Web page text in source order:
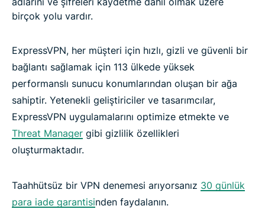
birçok yolu vardır.
ExpressVPN, her müşteri için hızlı, gizli ve güvenli bir
bağlantı sağlamak için 113 ülkede yüksek
performanslı sunucu konumlarından oluşan bir ağa
sahiptir. Yetenekli geliştiriciler ve tasarımcılar,
ExpressVPN uygulamalarını optimize etmekte ve
Threat Manager gibi gizlilik özellikleri
oluşturmaktadır.
Taahhütsüz bir VPN denemesi arıyorsanız 30 günlük
para iade garantisinden faydalanın.